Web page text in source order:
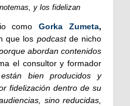
y los fidelizan
comoGorka Zumeta,
que los podcastde nicho
abordan contenidos
el consultor y formador
bien producidos y
fidelización dentro de su
sino reducidas,